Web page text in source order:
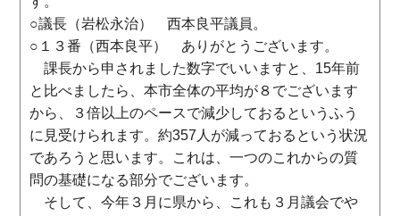
○議長（岩松永治） 西本良平議員。
○１３番（西本良平） ありがとうございます。
課長から申されました数字でいいますと、15年前
と比べましたら、本市全体の平均が８でございます
から、３倍以上のペースで減少しておるというふう
に見受けられます。約357人が減っておるという状況
であろうと思います。これは、一つのこれからの質
問の基礎になる部分でございます。
そして、今年３月に県から、これも３月議会でや